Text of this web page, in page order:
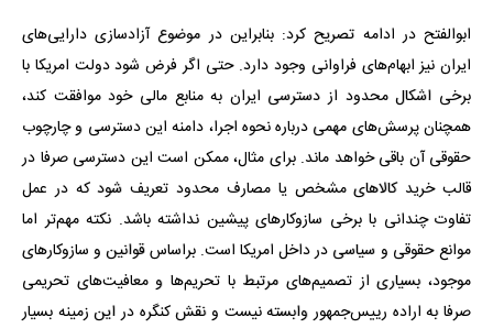
ابوالفتح در ادامه تصریح کرد: بنابراین در موضوع آزادسازی دارایی‌های
ایران نیز ابهام‌های فراوانی وجود دارد. حتی اگر فرض شود دولت امریکا با
برخی اشکال محدود از دسترسی ایران به منابع مالی خود موافقت کند،
همچنان پرسش‌های مهمی درباره نحوه اجرا، دامنه این دسترسی و چارچوب
حقوقی آن باقی خواهد ماند. برای مثال، ممکن است این دسترسی صرفا در
قالب خرید کالاهای مشخص یا مصارف محدود تعریف شود که در عمل
تفاوت چندانی با برخی سازوکارهای پیشین نداشته باشد. نکته مهم‌تر اما
موانع حقوقی و سیاسی در داخل امریکا است. براساس قوانین و سازوکارهای
موجود، بسیاری از تصمیم‌های مرتبط با تحریم‌ها و معافیت‌های تحریمی
صرفا به اراده رییس‌جمهور وابسته نیست و نقش کنگره در این زمینه بسیار